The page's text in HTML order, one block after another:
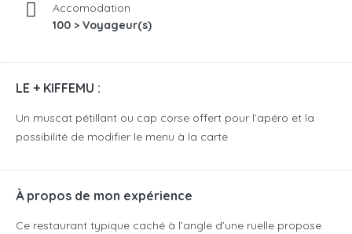
Accomodation
100 > Voyageur(s)
LE + KIFFEMU :
Un muscat pétillant ou cap corse offert pour l’apéro et la
possibilité de modifier le menu à la carte
À propos de mon expérience
Ce restaurant typique caché à l’angle d’une ruelle propose